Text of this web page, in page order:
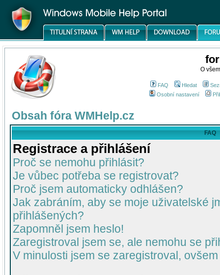
O
FAQ Hledat
Osobní nastavení
Obsah fóra WMHelp.cz
FAQ
Registrace a přihlášení
Proč se nemohu přihlásit?
Je vůbec potřeba se registrovat?
Proč jsem automaticky odhlášen?
Jak zabráním, aby se moje uživatelské
přihlášených?
Zapomněl jsem heslo!
Zaregistroval jsem se, ale nemohu se
V minulosti jsem se zaregistroval,